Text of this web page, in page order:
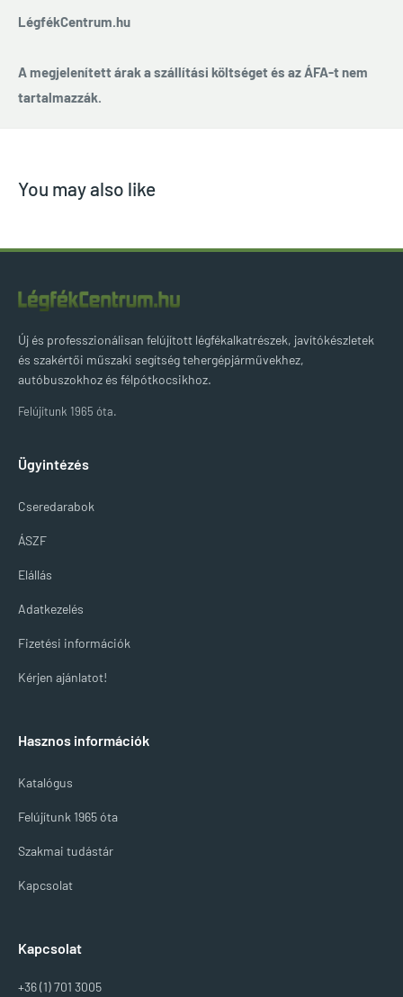
LégfékCentrum.hu
A megjelenített árak a szállítási költséget és az ÁFA-t nem
tartalmazzák.
You may also like
Új és professzionálisan felújított légfékalkatrészek, javítókészletek
és szakértői műszaki segítség tehergépjárművekhez,
autóbuszokhoz és félpótkocsikhoz.
Felújítunk 1965 óta.
Ügyintézés
Cseredarabok
ÁSZF
Elállás
Adatkezelés
Fizetési információk
Kérjen ajánlatot!
Hasznos információk
Katalógus
Felújítunk 1965 óta
Szakmai tudástár
Kapcsolat
Kapcsolat
+36 (1) 701 3005